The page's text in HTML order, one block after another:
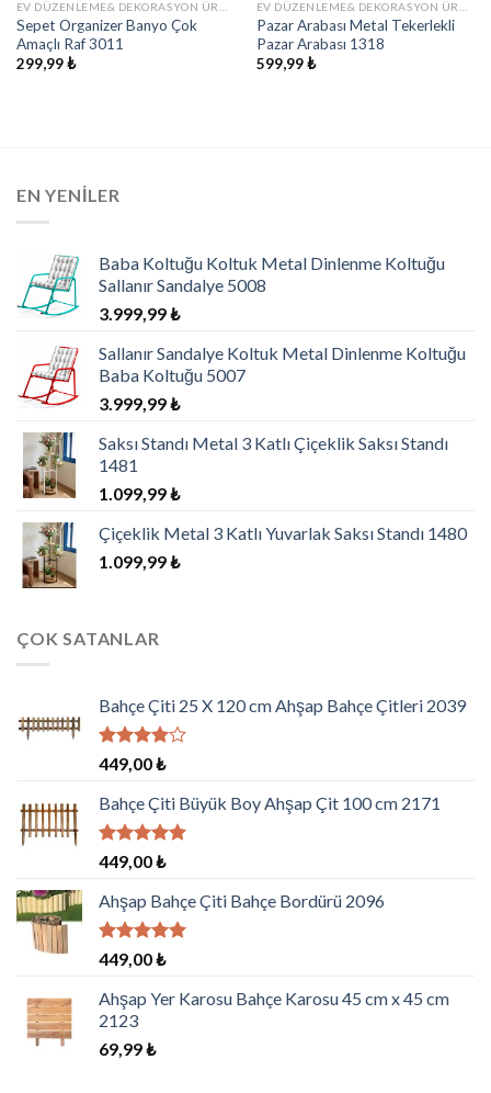
Sepet Organizer Banyo Çok
Amaçlı Raf 3011
299,99₺
Pazar Arabası Metal Tekerlekli
Pazar Arabası 1318
599,99₺
EN YENILER
Baba Koltuğu Koltuk Metal Dinlenme Koltuğu
Sallanır Sandalye 5008
3.999,99₺
Sallanır Sandalye Koltuk Metal Dinlenme Koltuğu
Baba Koltuğu 5007
3.999,99₺
Saksı Standı Metal 3 Katlı Çiçeklik Saksı Standı
1481
1.099,99₺
Çiçeklik Metal 3 Katlı Yuvarlak Saksı Standı 1480
1.099,99₺
ÇOK SATANLAR
Bahçe Çiti 25 X 120 cm Ahşap Bahçe Çitleri 2039
5
üzerinden
4.00
oy
aldı
449,00₺
Bahçe Çiti Büyük Boy Ahşap Çit 100 cm 2171
5 üzerinden
5.00oy
aldı
449,00₺
Ahşap Bahçe Çiti Bahçe Bordürü 2096
5 üzerinden
5.00oy
aldı
449,00₺
Ahşap Yer Karosu Bahçe Karosu 45 cm x 45 cm
2123
69,99₺